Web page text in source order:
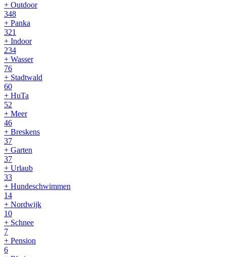
+ Outdoor
348
+ Panka
321
+ Indoor
234
+ Wasser
76
+ Stadtwald
60
+ HuTa
52
+ Meer
46
+ Breskens
37
+ Garten
37
+ Urlaub
33
+ Hundeschwimmen
14
+ Nordwijk
10
+ Schnee
7
+ Pension
6